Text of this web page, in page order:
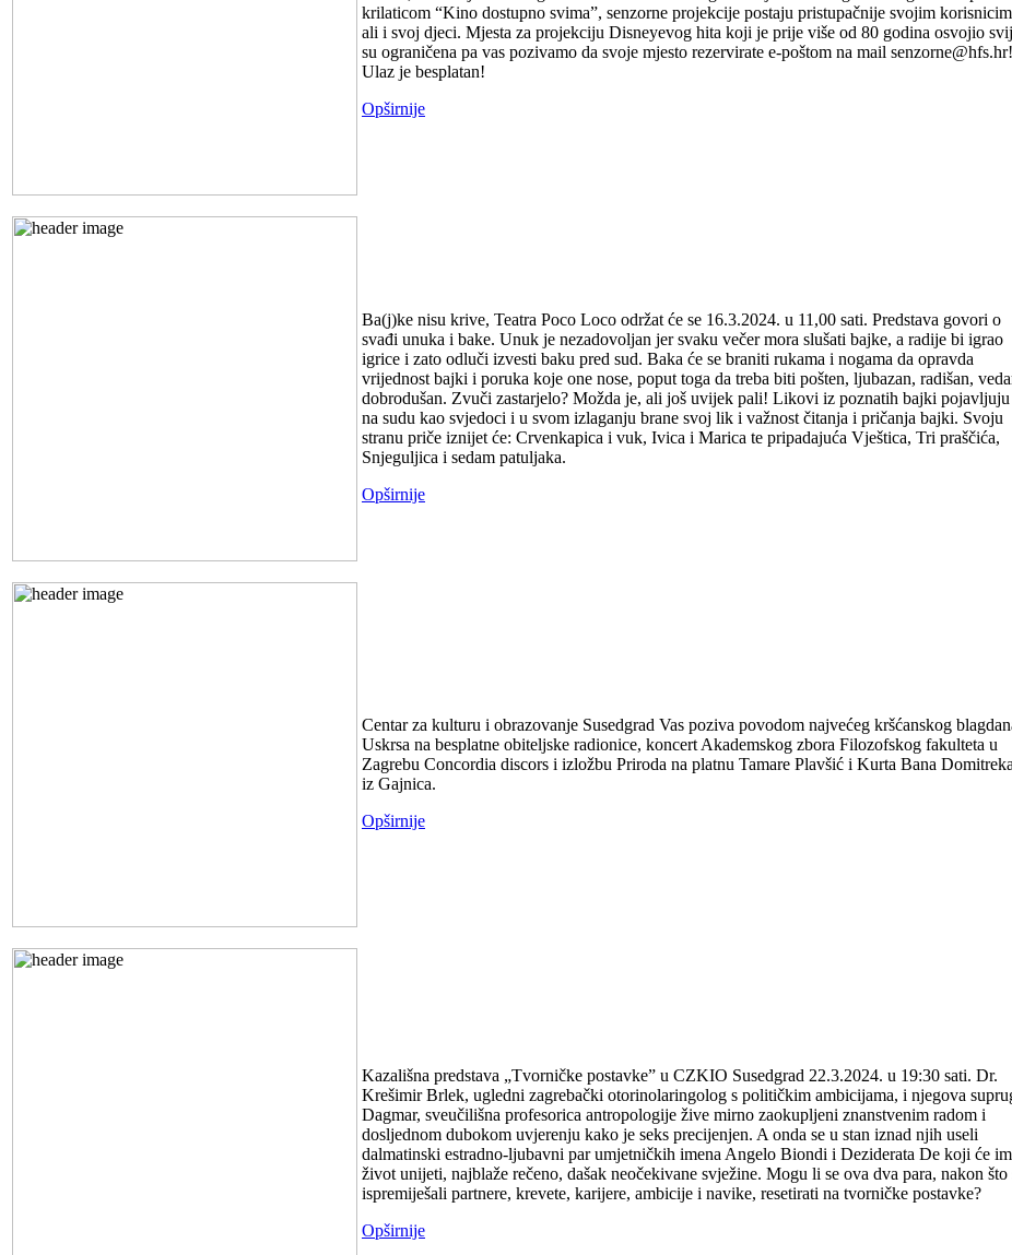
krilaticom “Kino dostupno svima”, senzorne projekcije postaju pristupačnije svojim
ali i svoj djeci. Mjesta za projekciju Disneyevog hita koji je prije više od 80 godina osvojio
su ograničena pa vas pozivamo da svoje mjesto rezervirate e-poštom na mail senzorne@hfs.hr!
Ulaz je besplatan!
Opširnije
Ba(j)ke nisu krive, Teatra Poco Loco održat će se 16.3.2024. u 11,00 sati. Predstava govori o
svađi unuka i bake. Unuk je nezadovoljan jer svaku večer mora slušati bajke, a radije bi igrao
igrice i zato odluči izvesti baku pred sud. Baka će se braniti rukama i nogama da opravda
vrijednost bajki i poruka koje one nose, poput toga da treba biti pošten, ljubazan, radišan,
dobrodušan. Zvuči zastarjelo? Možda je, ali još uvijek pali! Likovi iz poznatih bajki pojavljuju
na sudu kao svjedoci i u svom izlaganju brane svoj lik i važnost čitanja i pričanja bajki. Svoju
stranu priče iznijet će: Crvenkapica i vuk, Ivica i Marica te pripadajuća Vještica, Tri praščića,
Snjeguljica i sedam patuljaka.
Opširnije
Centar za kulturu i obrazovanje Susedgrad Vas poziva povodom najvećeg kršćanskog
Uskrsa na besplatne obiteljske radionice, koncert Akademskog zbora Filozofskog fakulteta u
Zagrebu Concordia discors i izložbu Priroda na platnu Tamare Plavšić i Kurta Bana Domitreka
iz Gajnica.
Opširnije
Kazališna predstava „Tvorničke postavke” u CZKIO Susedgrad 22.3.2024. u 19:30 sati. Dr.
Krešimir Brlek, ugledni zagrebački otorinolaringolog s političkim ambicijama, i njegova
Dagmar, sveučilišna profesorica antropologije žive mirno zaokupljeni znanstvenim radom i
dosljednom dubokom uvjerenju kako je seks precijenjen. A onda se u stan iznad njih useli
dalmatinski estradno-ljubavni par umjetničkih imena Angelo Biondi i Deziderata De koji će
život unijeti, najblaže rečeno, dašak neočekivane svježine. Mogu li se ova dva para, nakon što
ispremiješali partnere, krevete, karijere, ambicije i navike, resetirati na tvorničke postavke?
Opširnije